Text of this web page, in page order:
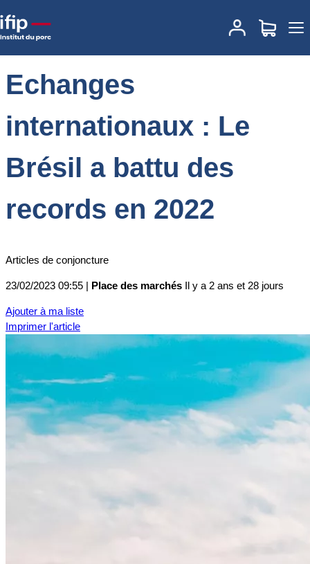
Accueil Actualités des marchés
Echanges
internationaux : Le Brésil a battu des records en 2022
Echanges
internationaux : Le
Brésil a battu des
records en 2022
Articles de conjoncture
23/02/2023 09:55 | Place des marchés Il y a 2 ans et 28 jours
Ajouter à ma liste
Imprimer l'article